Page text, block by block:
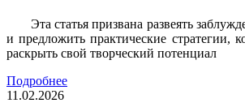
Эта статья призвана развеять
и предложить практические стратегии,
раскрыть свой творческий потенциал
Подробнее
11.02.2026